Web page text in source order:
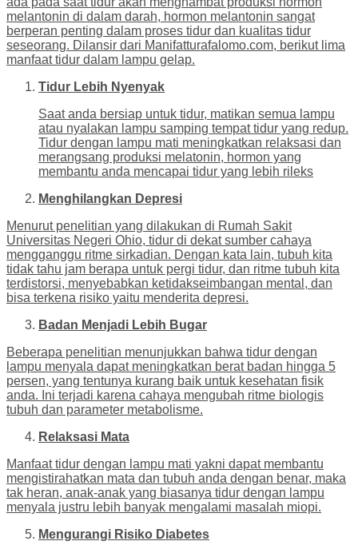
melantonin di dalam darah, hormon melantonin sangat
berperan penting dalam proses tidur dan kualitas tidur
seseorang. Dilansir dari Manifatturafalomo.com, berikut lima
manfaat tidur dalam lampu gelap.
Tidur Lebih Nyenyak
Saat anda bersiap untuk tidur, matikan semua lampu
atau nyalakan lampu samping tempat tidur yang redup.
Tidur dengan lampu mati meningkatkan relaksasi dan
merangsang produksi melatonin, hormon yang
membantu anda mencapai tidur yang lebih rileks
Menghilangkan Depresi
Menurut penelitian yang dilakukan di Rumah Sakit
Universitas Negeri Ohio, tidur di dekat sumber cahaya
mengganggu ritme sirkadian. Dengan kata lain, tubuh kita
tidak tahu jam berapa untuk pergi tidur, dan ritme tubuh kita
terdistorsi, menyebabkan ketidakseimbangan mental, dan
bisa terkena risiko yaitu menderita depresi.
Badan Menjadi Lebih Bugar
Beberapa penelitian menunjukkan bahwa tidur dengan
lampu menyala dapat meningkatkan berat badan hingga 5
persen, yang tentunya kurang baik untuk kesehatan fisik
anda. Ini terjadi karena cahaya mengubah ritme biologis
tubuh dan parameter metabolisme.
Relaksasi Mata
Manfaat tidur dengan lampu mati yakni dapat membantu
mengistirahatkan mata dan tubuh anda dengan benar, maka
tak heran, anak-anak yang biasanya tidur dengan lampu
menyala justru lebih banyak mengalami masalah miopi.
Mengurangi Risiko Diabetes